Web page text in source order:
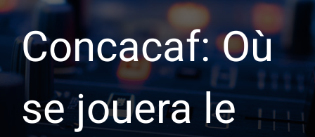
Concacaf: Où
se jouera le